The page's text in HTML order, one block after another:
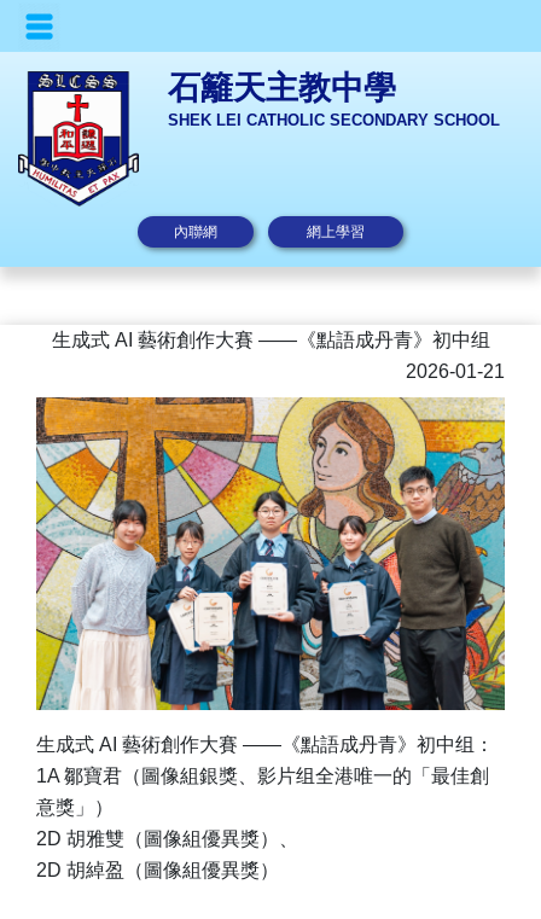
石籬天主教中學
SHEK LEI CATHOLIC SECONDARY SCHOOL
內聯網 網上學習
生成式 AI 藝術創作大賽 ——《點語成丹青》初中组
2026-01-21
生成式 AI 藝術創作大賽 ——《點語成丹青》初中组：
1A 鄒寶君（圖像組銀獎、影片组全港唯一的「最佳創
意獎」）
2D 胡雅雙（圖像組優異獎）、
2D 胡綽盈（圖像組優異獎）